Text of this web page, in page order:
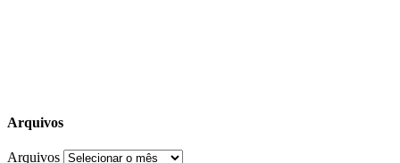
Arquivos
Arquivos